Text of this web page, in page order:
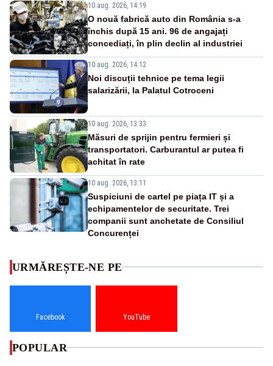
10 aug. 2026, 14:19
O nouă fabrică auto din România s-a
închis după 15 ani. 96 de angajați
concediați, în plin declin al industriei
10 aug. 2026, 14:12
Noi discuții tehnice pe tema legii
salarizării, la Palatul Cotroceni
10 aug. 2026, 13:33
Măsuri de sprijin pentru fermieri și
transportatori. Carburantul ar putea fi
achitat în rate
10 aug. 2026, 13:11
Suspiciuni de cartel pe piața IT și a
echipamentelor de securitate. Trei
companii sunt anchetate de Consiliul
Concurenței
URMĂREȘTE-NE PE
Facebook YouTube
POPULAR